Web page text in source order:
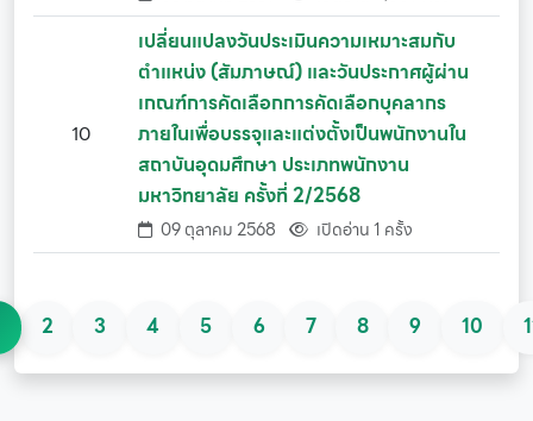
10
เปลี่ยนแปลงวันประเมินความเหมาะสมกับ
ตำแหน่ง (สัมภาษณ์) และวันประกาศผู้ผ่าน
เกณฑ์การคัดเลือกการคัดเลือกบุคลากร
ภายในเพื่อบรรจุและแต่งตั้งเป็นพนักงานใน
สถาบันอุดมศึกษา ประเภทพนักงาน
มหาวิทยาลัย ครั้งที่ 2/2568
09 ตุลาคม 2568 เปิดอ่าน 1 ครั้ง
2 3 4 5 6 7 8 9 10